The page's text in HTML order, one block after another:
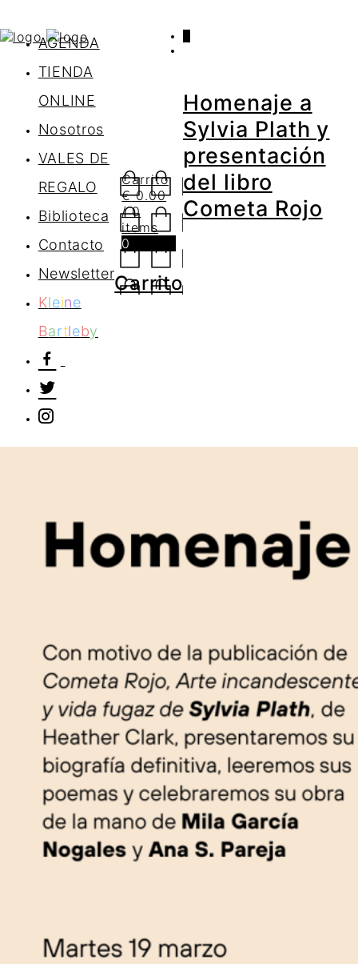
AGENDA
TIENDA
ONLINE
Nosotros
VALES DE
REGALO
Biblioteca
Contacto
Newsletter
Kleine
Bartleby
Carrito
€0.00
/ 0
items
0
Carrito
Homenaje a
Sylvia Plath y
presentación
del libro
Cometa Rojo